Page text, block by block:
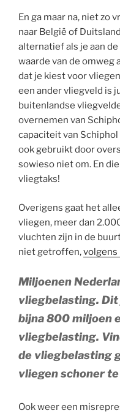
En ga maar na, niet zo
naar België of
alternatief als je aan
waarde van de omweg
dat je kiest voor
een ander vliegveld is
buitenlandse
overnemen van
capaciteit van
ook gebruikt door
sowieso niet om. En
vliegtaks!
Overigens gaat het
vliegen, meer dan
vluchten zijn in de
niet getroffen,volgens
Miljoenen
vliegbelasting. Dit
bijna 800 miljoen
vliegbelasting.
de vliegbelasting
vliegen schoner
Ook weer een